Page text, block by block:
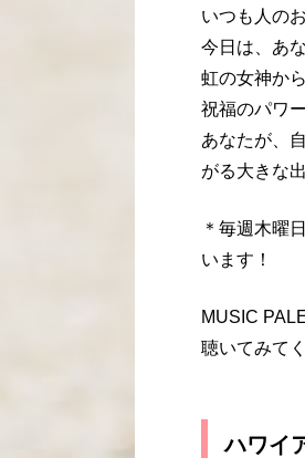
いつも人の
今日は、あ
虹の女神か
祝福のパワ
あなたが、
がる大きな
＊毎週木曜
います！
MUSIC
聴いてみて
ハワイ